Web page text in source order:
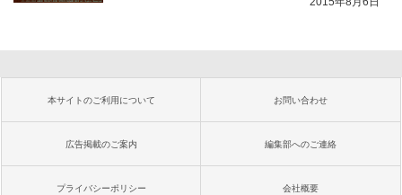
本サイトのご利用について お問い合わせ
広告掲載のご案内 編集部へのご連絡
プライバシーポリシー 会社概要